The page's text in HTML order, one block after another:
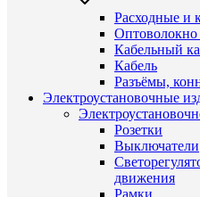
Расходные и
Оптоволокно
Кабельный
Кабель
Разъёмы,
Электроустановочные
Розетки
Выключатели
движения
Рамки